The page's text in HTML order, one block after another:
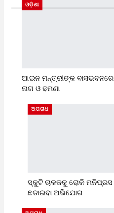
ଓଡ଼ିଶା
ଆଇନ ମନ୍ତ୍ରୀଙ୍କ ବାସଭବନରେ
ନାଗ ଓ ଢମଣା
ଅପରାଧ
ସ୍କୁଟି ଚାଳକକୁ ରୋକି ମନିପ୍ରସ
ଛଡାଇବା ଅଭିଯୋଗ